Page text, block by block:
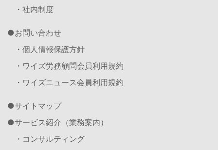
・社内制度
お問い合わせ
・個人情報保護方針
・ワイズ労務顧問会員利用規約
・ワイズニュース会員利用規約
サイトマップ
サービス紹介（業務案内）
・コンサルティング